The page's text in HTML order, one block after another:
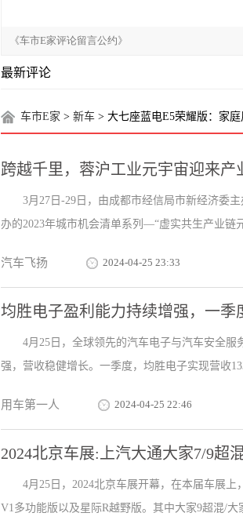
最新评论
车市E家 > 新车 > 大七座蓝电E5荣耀版：家
跨越千里，蓉沪工业元宇宙迎来
3月27日-29日，由成都市经信局市新经济委
办的2023年城市机会清单系列—“虚实共生产业链
汽车飞扬 2024-04-25 23:33
均胜电子盈利能力持续增强，一季
4月25日，全球领先的汽车电子与汽车安全
强，营收稳健增长。一季度，均胜电子实现营收
用车第一人 2024-04-25 22:46
2024北京车展:上汽大通大家7/9超
4月25日，2024北京车展开幕，在本届车展
V1多功能版以及星际R越野版。其中大家9超混/大